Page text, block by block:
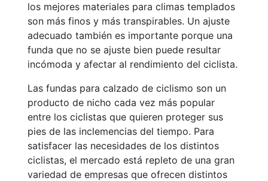
los mejores materiales para climas templados
son más finos y más transpirables. Un ajuste
adecuado también es importante porque una
funda que no se ajuste bien puede resultar
incómoda y afectar al rendimiento del ciclista.
Las fundas para calzado de ciclismo son un
producto de nicho cada vez más popular
entre los ciclistas que quieren proteger sus
pies de las inclemencias del tiempo. Para
satisfacer las necesidades de los distintos
ciclistas, el mercado está repleto de una gran
variedad de empresas que ofrecen distintos